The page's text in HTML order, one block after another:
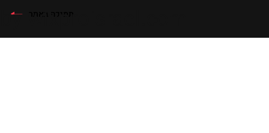
by wixproisrael.com